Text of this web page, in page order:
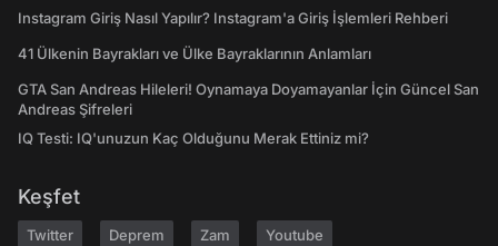
Instagram Giriş Nasıl Yapılır? Instagram'a Giriş İşlemleri Rehberi
41 Ülkenin Bayrakları ve Ülke Bayraklarının Anlamları
GTA San Andreas Hileleri! Oynamaya Doyamayanlar İçin Güncel San
Andreas Şifreleri
IQ Testi: IQ'unuzun Kaç Olduğunu Merak Ettiniz mi?
Keşfet
Twitter Deprem Zam Youtube